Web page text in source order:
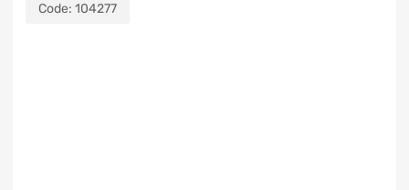
Code: 104277